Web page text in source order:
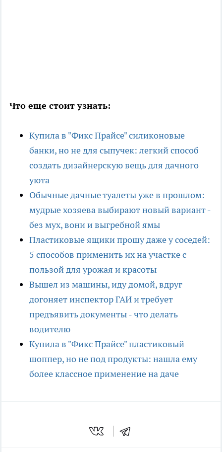
Что еще стоит узнать:
Купила в "Фикс Прайсе" силиконовые
банки, но не для сыпучек: легкий способ
создать дизайнерскую вещь для дачного
уюта
Обычные дачные туалеты уже в прошлом:
мудрые хозяева выбирают новый вариант -
без мух, вони и выгребной ямы
Пластиковые ящики прошу даже у соседей:
5 способов применить их на участке с
пользой для урожая и красоты
Вышел из машины, иду домой, вдруг
догоняет инспектор ГАИ и требует
предъявить документы - что делать
водителю
Купила в "Фикс Прайсе" пластиковый
шоппер, но не под продукты: нашла ему
более классное применение на даче